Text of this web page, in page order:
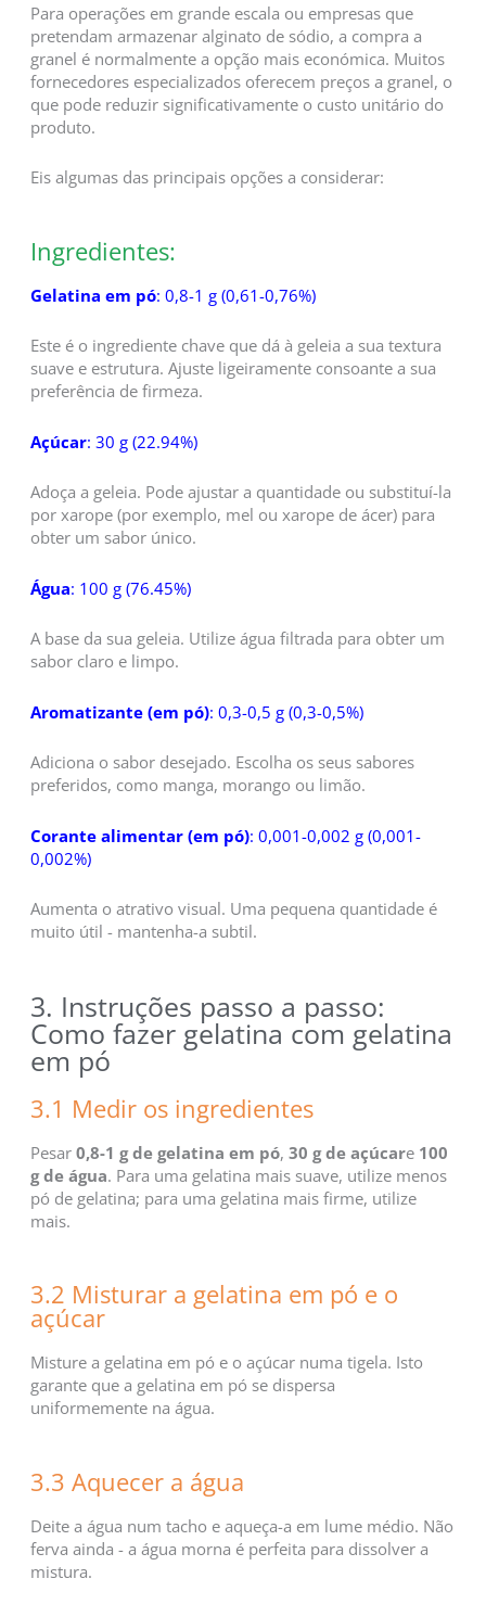
Para operações em grande escala ou empresas que
pretendam armazenar alginato de sódio, a compra a
granel é normalmente a opção mais económica. Muitos
fornecedores especializados oferecem preços a granel, o
que pode reduzir significativamente o custo unitário do
produto.
Eis algumas das principais opções a considerar:
Ingredientes:
Gelatina em pó: 0,8-1 g (0,61-0,76%)
Este é o ingrediente chave que dá à geleia a sua textura
suave e estrutura. Ajuste ligeiramente consoante a sua
preferência de firmeza.
Açúcar: 30 g (22.94%)
Adoça a geleia. Pode ajustar a quantidade ou substituí-la
por xarope (por exemplo, mel ou xarope de ácer) para
obter um sabor único.
Água: 100 g (76.45%)
A base da sua geleia. Utilize água filtrada para obter um
sabor claro e limpo.
Aromatizante (em pó): 0,3-0,5 g (0,3-0,5%)
Adiciona o sabor desejado. Escolha os seus sabores
preferidos, como manga, morango ou limão.
Corante alimentar (em pó): 0,001-0,002 g (0,001-
0,002%)
Aumenta o atrativo visual. Uma pequena quantidade é
muito útil - mantenha-a subtil.
3. Instruções passo a passo:
Como fazer gelatina com gelatina
em pó
3.1 Medir os ingredientes
Pesar 0,8-1 g de gelatina em pó, 30 g de açúcare 100
g de água. Para uma gelatina mais suave, utilize menos
pó de gelatina; para uma gelatina mais firme, utilize
mais.
3.2 Misturar a gelatina em pó e o
açúcar
Misture a gelatina em pó e o açúcar numa tigela. Isto
garante que a gelatina em pó se dispersa
uniformemente na água.
3.3 Aquecer a água
Deite a água num tacho e aqueça-a em lume médio. Não
ferva ainda - a água morna é perfeita para dissolver a
mistura.